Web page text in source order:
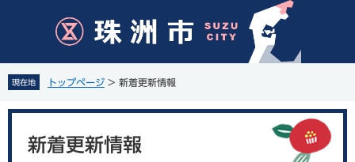
先
頭
で
を
飛
ば
現在地 トップページ > 新着更新情報
新着更新情報